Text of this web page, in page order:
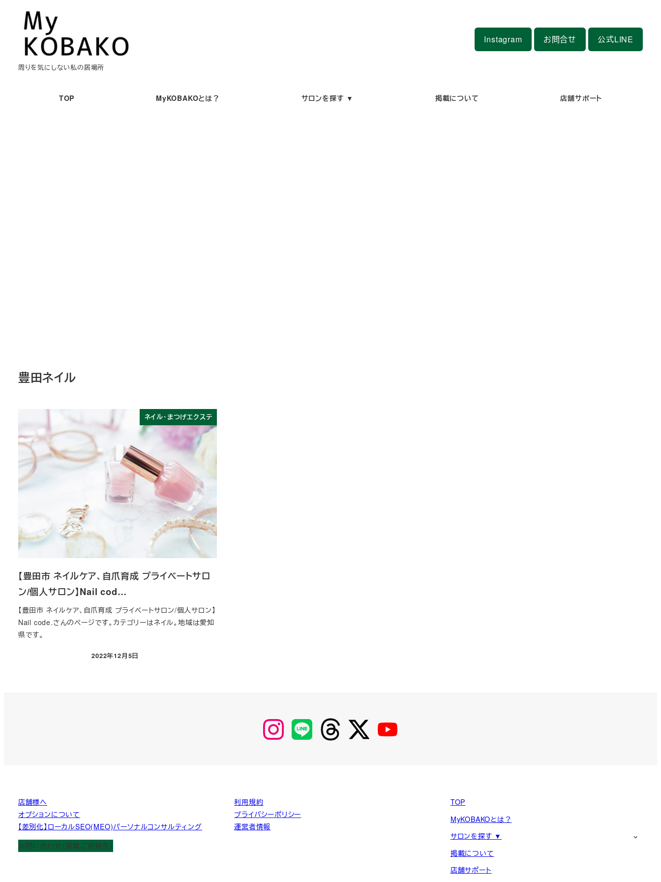
周りを気にしない私の居場所
Instagram お問合せ 公式LINE
TOP MyKOBAKOとは？ サロンを探す ▼ 掲載について 店舗サポート
豊田ネイル
ネイル・まつげエクステ
【豊田市 ネイルケア、自爪育成 プライベートサロ
ン/個人サロン】Nail cod…
【豊田市 ネイルケア、自爪育成 プライベートサロン/個人サロン】
Nail code.さんのページです。カテゴリーはネイル。地域は愛知
県です。
投稿日
2022年12月5日
【Instagram】
MyKOBAKO
【LINE】 【threads】 【Twitter】
店舗様へ
オプションについて
【差別化】ローカルSEO(MEO)パーソナルコンサルティング
お問い合わせ（掲載ご依頼含）
利用規約
プライバシーポリシー
運営者情報
TOP
MyKOBAKOとは？
サロンを探す ▼
掲載について
店舗サポート